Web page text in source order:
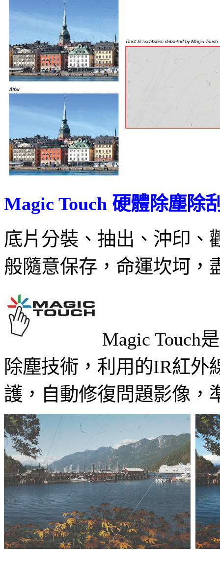
Magic Touch 硬體除塵除
底片分裝、抽出、沖印、
般隨意保存，命運坎坷，
Magic Touch
除塵技術，利用的IR紅
護，自動修復問題影像，